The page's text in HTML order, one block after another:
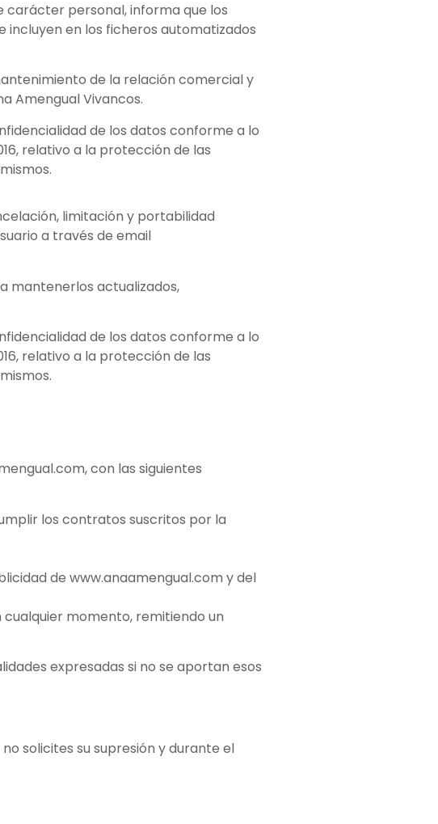
carácter personal, informa que los
incluyen en los ficheros automatizados
de la relación comercial y
Amengual Vivancos.
de los datos conforme a lo
relativo a la protección de las
limitación y portabilidad
a través de email
mantenerlos actualizados,
de los datos conforme a lo
relativo a la protección de las
con las siguientes
los contratos suscritos por la
de www.anaamengual.com y del
momento, remitiendo un
expresadas si no se aportan esos
solicites su supresión y durante el